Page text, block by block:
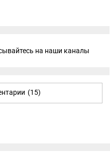
на наши каналы
(15)